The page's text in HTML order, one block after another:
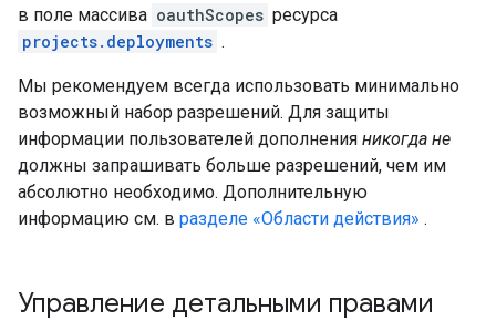
в поле массива oauthScopes ресурса
projects.deployments .
Мы рекомендуем всегда использовать минимально
возможный набор разрешений. Для защиты
информации пользователей дополнения никогда не
должны запрашивать больше разрешений, чем им
абсолютно необходимо. Дополнительную
информацию см. в разделе «Области действия» .
Управление детальными правами